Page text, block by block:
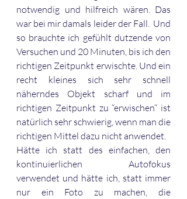
notwendig und hilfreich wären. Das
war bei mir damals leider der Fall.  Und
so brauchte ich gefühlt dutzende von
Versuchen und 20 Minuten, bis ich den
richtigen Zeitpunkt erwischte. Und ein
recht kleines sich sehr schnell
näherndes Objekt scharf und im
richtigen Zeitpunkt zu “erwischen“ ist
natürlich sehr schwierig, wenn man die
richtigen Mittel dazu nicht anwendet.
Hätte ich statt des einfachen, den
kontinuierlichen Autofokus
verwendet und hätte ich, statt immer
nur ein Foto zu machen, die